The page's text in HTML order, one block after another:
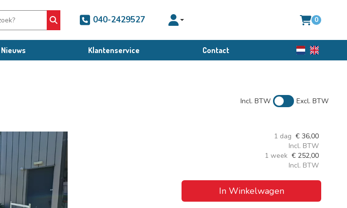
040-2429527 Toggle account dropdown 0
Nieuws Klantenservice Contact Nederlands
English
Incl. BTW Excl. BTW
1 dag € 36,00
Incl. BTW
1 week € 252,00
Incl. BTW
In Winkelwagen